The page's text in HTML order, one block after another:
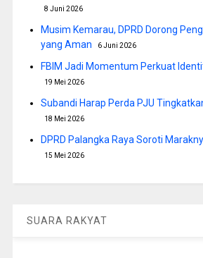
8 Juni 2026
Musim Kemarau, DPRD Dorong
yang Aman
6 Juni 2026
FBIM Jadi Momentum Perkuat
19 Mei 2026
Subandi Harap Perda PJU
18 Mei 2026
DPRD Palangka Raya Soroti
15 Mei 2026
SUARA RAKYAT